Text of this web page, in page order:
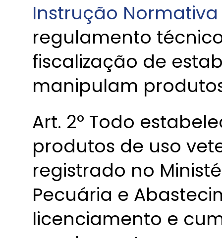
Instrução Normativa
regulamento
fiscalização de
manipulam
Art. 2º Todo
produtos de uso
registrado no
Pecuária e
licenciamento e